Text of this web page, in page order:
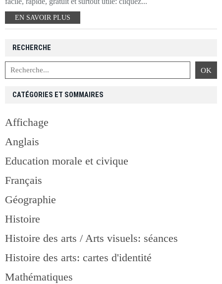
EN SAVOIR PLUS
RECHERCHE
CATÉGORIES ET SOMMAIRES
Affichage
Anglais
Education morale et civique
Français
Géographie
Histoire
Histoire des arts / Arts visuels: séances
Histoire des arts: cartes d'identité
Mathématiques